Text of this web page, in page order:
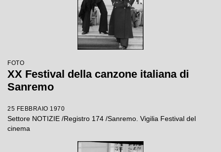
FOTO
XX Festival della canzone italiana di
Sanremo
25 FEBBRAIO 1970
Settore NOTIZIE /Registro 174 /Sanremo. Vigilia Festival del
cinema